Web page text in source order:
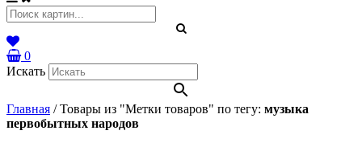
0
Искать
Главная /Товары из "Метки товаров" по тегу: музыка
первобытных народов